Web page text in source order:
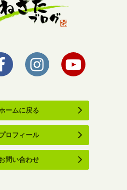
ームに戻る
ロフィール
問い合わせ